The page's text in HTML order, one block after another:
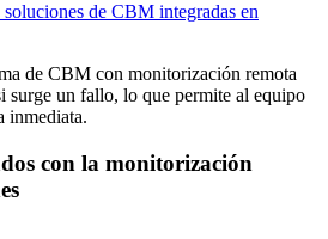
de CBM integradas en
de CBM con monitorización remota
surge un fallo, lo que permite al equipo
inmediata.
con la monitorización